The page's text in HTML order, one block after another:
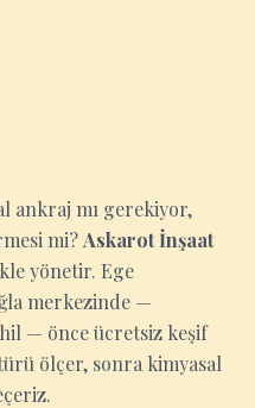
ankraj mı gerekiyor,
mi?Askarot İnşaat
yönetir. Ege
merkezinde —
— önce ücretsiz keşif
ölçer, sonra kimyasal